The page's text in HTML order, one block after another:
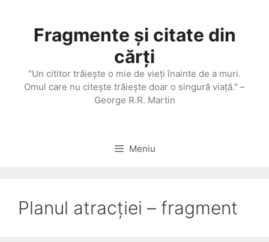
conținutFragmente și citate din
cărți
"Un cititor trăieşte o mie de vieţi înainte de a muri.
Omul care nu citeşte trăieşte doar o singură viaţă." –
George R.R. Martin
Meniu
Planul atracției – fragment